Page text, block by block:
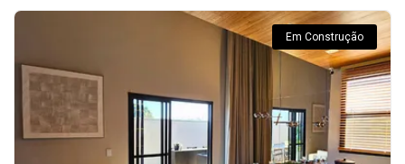
Em Construção